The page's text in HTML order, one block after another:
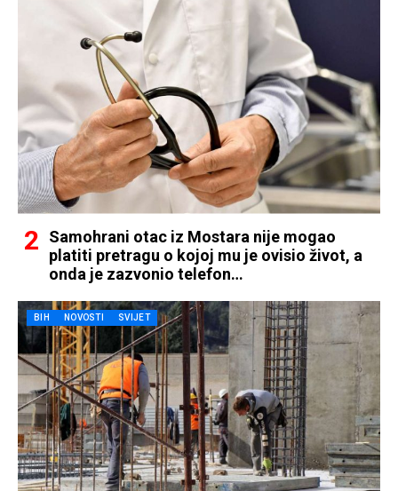
Samohrani otac iz Mostara nije mogao
platiti pretragu o kojoj mu je ovisio život, a
onda je zazvonio telefon…
BIH NOVOSTI SVIJET